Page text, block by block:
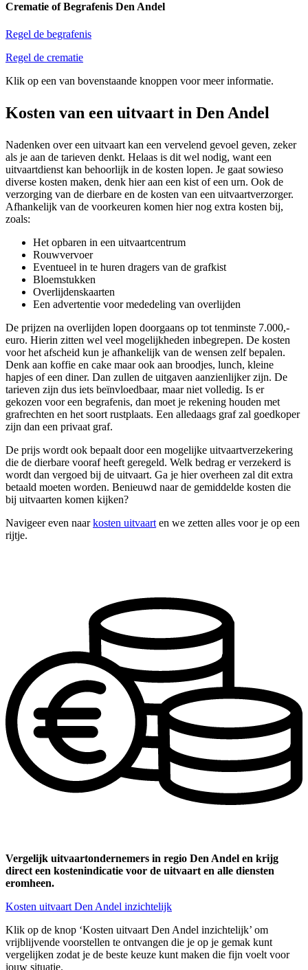
Crematie of Begrafenis Den Andel
Regel de begrafenis
Regel de crematie
Klik op een van bovenstaande knoppen voor meer informatie.
Kosten van een uitvaart in Den Andel
Nadenken over een uitvaart kan een vervelend gevoel geven, zeker
als je aan de tarieven denkt. Helaas is dit wel nodig, want een
uitvaartdienst kan behoorlijk in de kosten lopen. Je gaat sowieso
diverse kosten maken, denk hier aan een kist of een urn. Ook de
verzorging van de dierbare en de kosten van een uitvaartverzorger.
Afhankelijk van de voorkeuren komen hier nog extra kosten bij,
zoals:
Het opbaren in een uitvaartcentrum
Rouwvervoer
Eventueel in te huren dragers van de grafkist
Bloemstukken
Overlijdenskaarten
Een advertentie voor mededeling van overlijden
De prijzen na overlijden lopen doorgaans op tot tenminste 7.000,-
euro. Hierin zitten wel veel mogelijkheden inbegrepen. De kosten
voor het afscheid kun je afhankelijk van de wensen zelf bepalen.
Denk aan koffie en cake maar ook aan broodjes, lunch, kleine
hapjes of een diner. Dan zullen de uitgaven aanzienlijker zijn. De
tarieven zijn dus iets beïnvloedbaar, maar niet volledig. Is er
gekozen voor een begrafenis, dan moet je rekening houden met
grafrechten en het soort rustplaats. Een alledaags graf zal goedkoper
zijn dan een privaat graf.
De prijs wordt ook bepaalt door een mogelijke uitvaartverzekering
die de dierbare vooraf heeft geregeld. Welk bedrag er verzekerd is
wordt dan vergoed bij de uitvaart. Ga je hier overheen zal dit extra
betaald moeten worden. Benieuwd naar de gemiddelde kosten die
bij uitvaarten komen kijken?
Navigeer even naarkosten uitvaart en we zetten alles voor je op een
rijtje.
Vergelijk uitvaartondernemers in regio Den Andel en krijg
direct een kostenindicatie voor de uitvaart en alle diensten
eromheen.
Kosten uitvaart Den Andel inzichtelijk
Klik op de knop ‘Kosten uitvaart Den Andel inzichtelijk’ om
vrijblijvende voorstellen te ontvangen die je op je gemak kunt
vergelijken zodat je de beste keuze kunt maken die fijn voelt voor
jouw situatie.